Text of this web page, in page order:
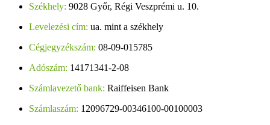
Székhely: 9028 Győr, Régi Veszprémi u. 10.
Levelezési cím: ua. mint a székhely
Cégjegyzékszám: 08-09-015785
Adószám: 14171341-2-08
Számlavezető bank: Raiffeisen Bank
Számlaszám: 12096729-00346100-00100003